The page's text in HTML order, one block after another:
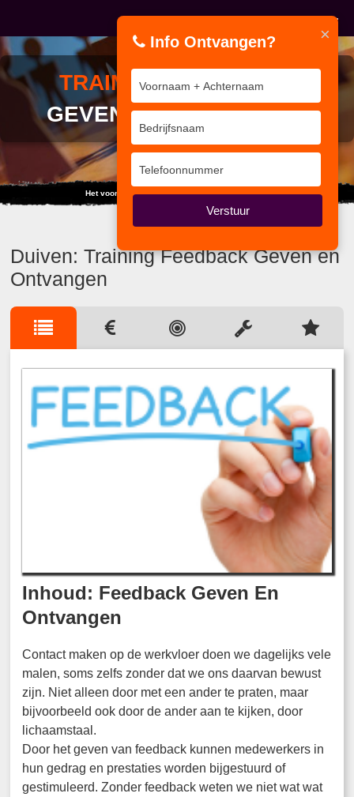
TRAININGFEEDBACK
GEVEN EN ONTVANGEN
Het voorbeeld is de grootste van alle theorieën.
Duiven: Training Feedback Geven en
Ontvangen
Inhoud: Feedback Geven En
Ontvangen
Contact maken op de werkvloer doen we dagelijks vele
malen, soms zelfs zonder dat we ons daarvan bewust
zijn. Niet alleen door met een ander te praten, maar
bijvoorbeeld ook door de ander aan te kijken, door
lichaamstaal.
Door het geven van feedback kunnen medewerkers in
hun gedrag en prestaties worden bijgestuurd of
gestimuleerd. Zonder feedback weten we niet wat wat
×
Info Ontvangen?
Verstuur